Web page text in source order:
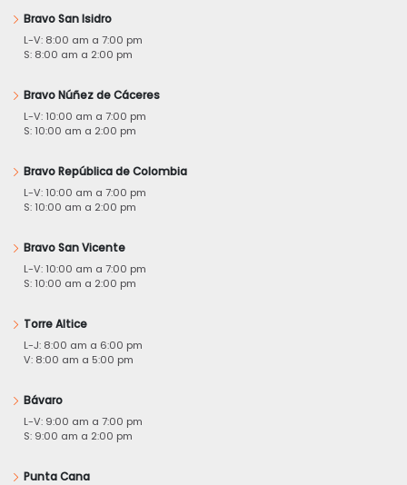
Bravo San Isidro
L-V: 8:00 am a 7:00 pm
S: 8:00 am a 2:00 pm
Bravo Núñez de Cáceres
L-V: 10:00 am a 7:00 pm
S: 10:00 am a 2:00 pm
Bravo República de Colombia
L-V: 10:00 am a 7:00 pm
S: 10:00 am a 2:00 pm
Bravo San Vicente
L-V: 10:00 am a 7:00 pm
S: 10:00 am a 2:00 pm
Torre Altice
L-J: 8:00 am a 6:00 pm
V: 8:00 am a 5:00 pm
Bávaro
L-V: 9:00 am a 7:00 pm
S: 9:00 am a 2:00 pm
Punta Cana